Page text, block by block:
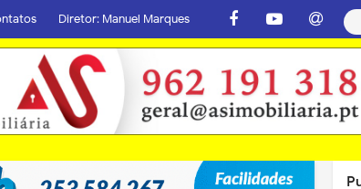
Diretor: Manuel Marques